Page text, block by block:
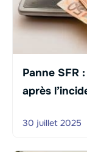
Panne SFR
après
30 juillet 2025